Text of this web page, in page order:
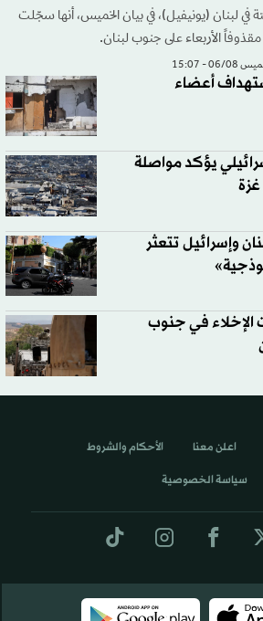
في لبنان (يونيفيل)، في بيان الخميس، أنها سجّلت
06/08 - 15:07
أعضاء
يؤكد مواصلة
وإسرائيل تتعثر
الإخلاء في جنوب
اعلن معنا الأحكام والشروط
سياسة الخصوصية